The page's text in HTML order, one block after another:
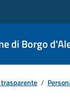
di Borgo
/